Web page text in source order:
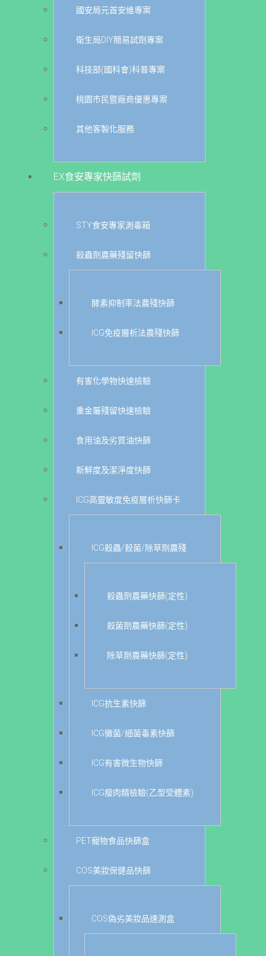
國安局元首安維專案
衛生局DIY簡易試劑專案
科技部(國科會)科普專案
桃園市民暨廠商優惠專案
其他客製化服務
EX食安專家快篩試劑
STY食安專家測毒箱
殺蟲劑農藥殘留快篩
酵素抑制率法農殘快篩
ICG免疫層析法農殘快篩
有害化學物快速檢驗
重金屬殘留快速檢驗
食用油及劣質油快篩
新鮮度及潔淨度快篩
ICG高靈敏度免疫層析快篩卡
ICG殺蟲/殺菌/除草劑農殘
殺蟲劑農藥快篩(定性)
殺菌劑農藥快篩(定性)
除草劑農藥快篩(定性)
ICG抗生素快篩
ICG黴菌/細菌毒素快篩
ICG有害微生物快篩
ICG瘦肉精檢驗(乙型受體素)
PET寵物食品快篩盒
COS美妝保健品快篩
COS偽劣美妝品速測盒